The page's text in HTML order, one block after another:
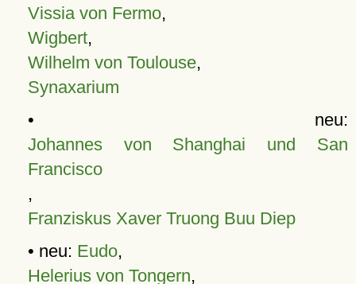
Vissia von Fermo,
Wigbert,
Wilhelm von Toulouse,
Synaxarium
• neu:
Johannes von Shanghai und San
Francisco
,
Franziskus Xaver Truong Buu Diep
• neu: Eudo,
Helerius von Tongern,